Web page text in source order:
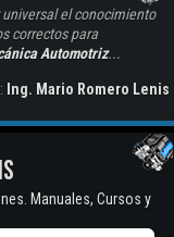
el conocimiento
correctos para
Automotriz...
Ing. Mario Romero Lenis
Manuales, Cursos y